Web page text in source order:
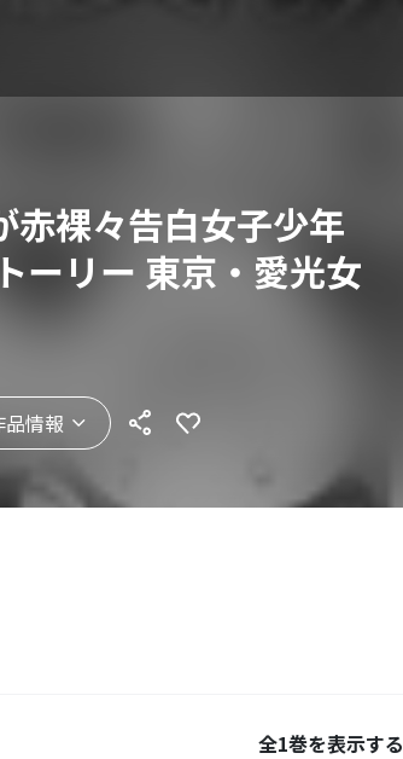
赤裸々告白女子少年
ーリー 東京・愛光女
品情報
全1巻を表示する